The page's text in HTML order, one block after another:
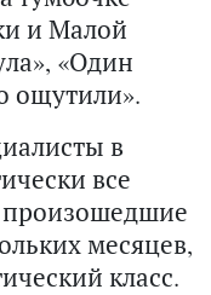
и Малой
«Один
ощутили».
в
все
произошедшие
месяцев,
класс.